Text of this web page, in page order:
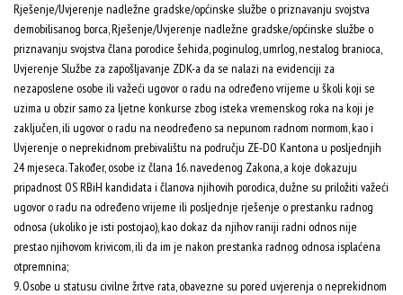
Rješenje/Uvjerenje nadležne gradske/općinske službe o priznavanju svojstva
demobilisanog borca, Rješenje/Uvjerenje nadležne gradske/općinske službe o
priznavanju svojstva člana porodice šehida, poginulog, umrlog, nestalog branioca,
Uvjerenje Službe za zapošljavanje ZDK-a da se nalazi na evidenciji za
nezaposlene osobe ili važeći ugovor o radu na određeno vrijeme u školi koji se
uzima u obzir samo za ljetne konkurse zbog isteka vremenskog roka na koji je
zaključen, ili ugovor o radu na neodređeno sa nepunom radnom normom, kao i
Uvjerenje o neprekidnom prebivalištu na području ZE-DO Kantona u posljednjih
24 mjeseca. Također, osobe iz člana 16. navedenog Zakona, a koje dokazuju
pripadnost OS RBiH kandidata i članova njihovih porodica, dužne su priložiti važeći
ugovor o radu na određeno vrijeme ili posljednje rješenje o prestanku radnog
odnosa (ukoliko je isti postojao), kao dokaz da njihov raniji radni odnos nije
prestao njihovom krivicom, ili da im je nakon prestanka radnog odnosa isplaćena
otpremnina;
9. Osobe u statusu civilne žrtve rata, obavezne su pored uvjerenja o neprekidnom